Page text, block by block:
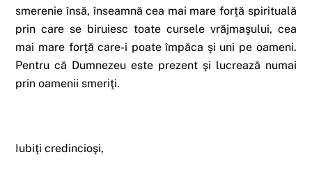
smerenie însă, înseamnă cea mai mare forţă spirituală
prin care se biruiesc toate cursele vrăjmaşului, cea
mai mare forţă care-i poate împăca şi uni pe oameni.
Pentru că Dumnezeu este prezent şi lucrează numai
prin oamenii smeriţi.
Iubiţi credincioşi,